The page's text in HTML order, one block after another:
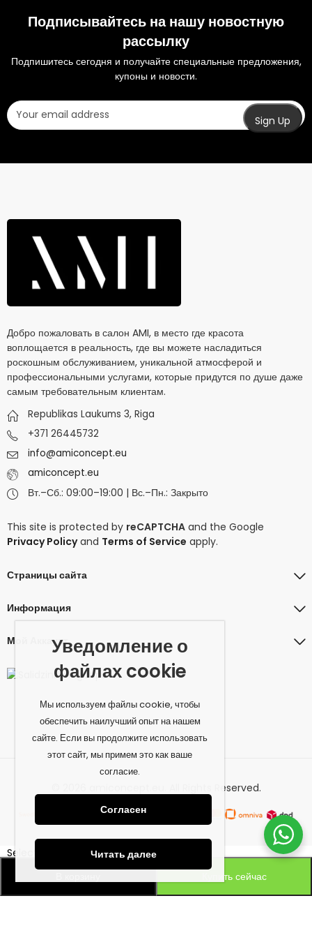
Купить сейчас
Подписывайтесь на нашу новостную
рассылку
Подпишитесь сегодня и получайте специальные предложения,
купоны и новости.
Добро пожаловать в салон AMI, в место где красота
воплощается в реальность, где вы можете насладиться
роскошным обслуживанием, уникальной атмосферой и
профессиональными услугами, которые придутся по душе даже
самым требовательным клиентам.
Republikas Laukums 3, Riga
+371 26445732
info@amiconcept.eu
amiconcept.eu
Вт.–Сб.: 09:00–19:00 | Вс.–Пн.: Закрыто
This site is protected by reCAPTCHA and the Google
Privacy Policyand Terms of Service apply.
Страницы сайта
Информация
Мой Аккаунт
© 2026 amiconcept.eu. All Rights Reserved.
Уведомление о
файлах cookie
Мы используем файлы cookie, чтобы
обеспечить наилучший опыт на нашем
сайте. Если вы продолжите использовать
этот сайт, мы примем это как ваше
согласие.
Согласен
Читать далее
Select at least 2 products
to compare
Смотреть сравнение